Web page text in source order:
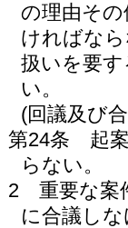
の理由そ
ければな
扱いを要
い。
(回議及び
第24条
起
らない。
2
重要な案
に合議し